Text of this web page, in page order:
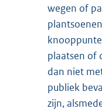
wegen of
plaatsen of
dan niet
publiek
zijn,